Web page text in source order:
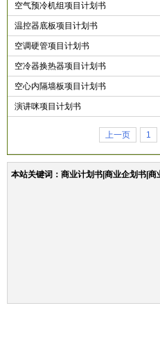
空气预冷机组项目计划书
温控器底板项目计划书
空调硬管项目计划书
空冷器换热器项目计划书
空心内隔墙板项目计划书
演讲咪项目计划书
上一页 1
本站关键词：商业计划书|商业企划书|